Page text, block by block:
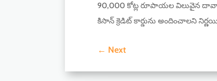
90,000 కోట్ల రూపాయల విలువైన
కిసాన్ క్రెడిట్ కార్డును అందించాలని
← Next